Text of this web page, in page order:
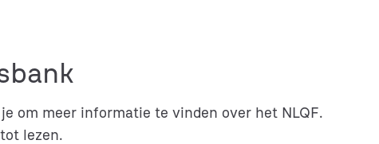
om meer informatie te vinden over het NLQF.
lezen.